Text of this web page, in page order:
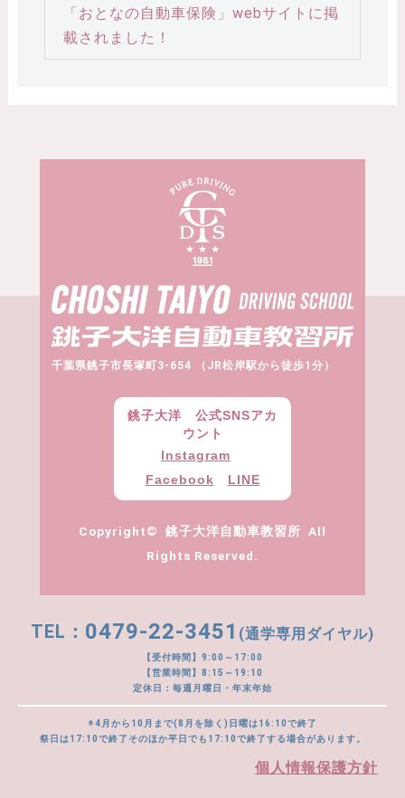
「おとなの自動車保険」webサイトに掲
載されました！
千葉県銚子市長塚町3-654 （JR松岸駅から徒歩1分）
銚子大洋 公式SNSアカ
ウント
Instagram
Facebook
LINE
Copyright© 銚子大洋自動車教習所 All
Rights Reserved.
0479-22-3451 (通学専用ダイヤル)
【受付時間】9:00～17:00
【営業時間】8:15～19:10
定休日：毎週月曜日・年末年始
※4月から10月まで(8月を除く)日曜は16:10で終了
祭日は17:10で終了そのほか平日でも17:10で終了する場合があります。
個人情報保護方針